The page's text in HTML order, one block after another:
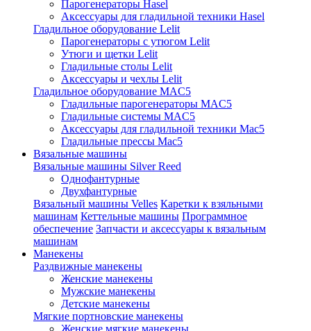
Парогенераторы Hasel
Аксессуары для гладильной техники Hasel
Гладильное оборудование Lelit
Парогенераторы с утюгом Lelit
Утюги и щетки Lelit
Гладильные столы Lelit
Аксессуары и чехлы Lelit
Гладильное оборудование MAC5
Гладильные парогенераторы MAC5
Гладильные системы MAC5
Аксессуары для гладильной техники Mac5
Гладильные прессы Mac5
Вязальные машины
Вязальные машины Silver Reed
Однофантурные
Двухфантурные
Вязальный машины Velles Каретки к взяльными
машинам Кеттельные машины Программное
обеспечение Запчасти и аксессуары к вязальным
машинам
Манекены
Раздвижные манекены
Женские манекены
Мужские манекены
Детские манекены
Мягкие портновские манекены
Женские мягкие манекены